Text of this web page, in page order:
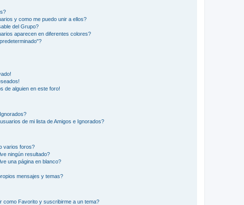
y como me puedo unir a ellos?
del Grupo?
aparecen en diferentes colores?
de alguien en este foro!
de mi lista de Amigos e Ignorados?
varios foros?
ningún resultado?
una página en blanco?
mensajes y temas?
como Favorito y suscribirme a un tema?